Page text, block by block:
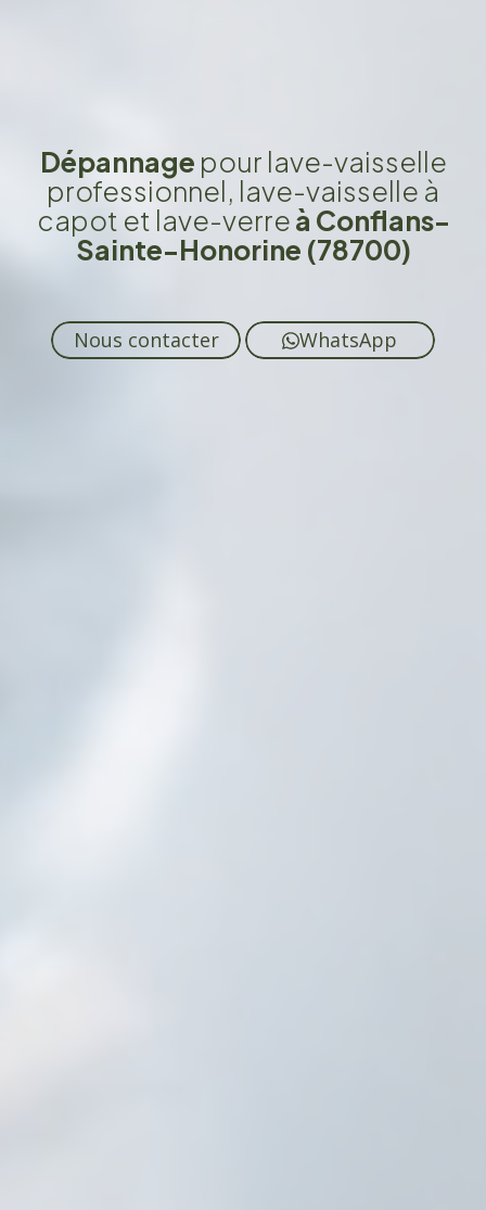
Dépannage pour lave-vaisselle
professionnel, lave-vaisselle à
capot et lave-verreà Conflans-
Sainte-Honorine (78700)
Nous contacter WhatsApp